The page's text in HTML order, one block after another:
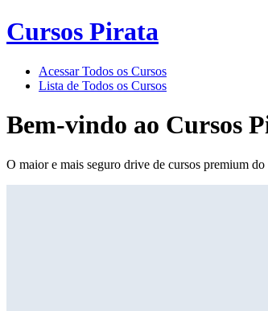
Cursos Pirata
Acessar Todos os Cursos
Lista de Todos os Cursos
Bem-vindo ao Cursos
O maior e mais seguro drive de cursos premium